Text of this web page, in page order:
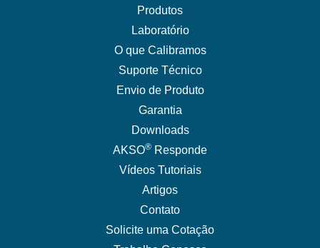
Produtos
Laboratório
O que Calibramos
Suporte Técnico
Envio de Produto
Garantia
Downloads
AKSO® Responde
Vídeos Tutoriais
Artigos
Contato
Solicite uma Cotação